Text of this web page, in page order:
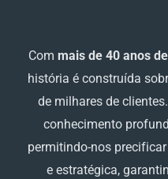
Com mais de 40 anos
história é construída
de milhares de
conhecimento
permitindo-nos
e estratégica,